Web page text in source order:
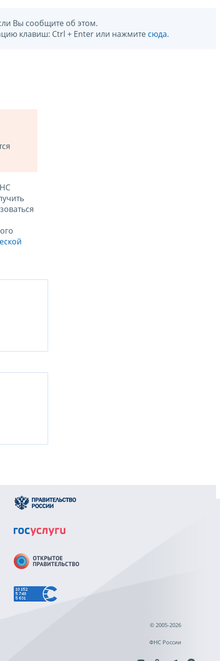
Вы сообщите об этом.
клавиш: Ctrl + Enter или нажмите сюда.
© 2005-2026
ФНС России